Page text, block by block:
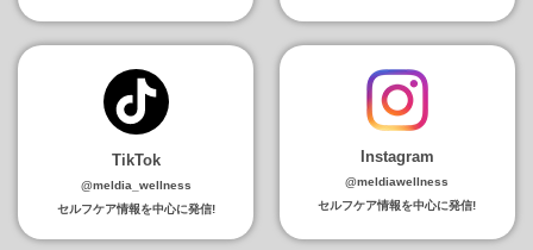
TikTok
@meldia_wellness
セルフケア情報を中心に発信!
Instagram
@meldiawellness
セルフケア情報を中心に発信!